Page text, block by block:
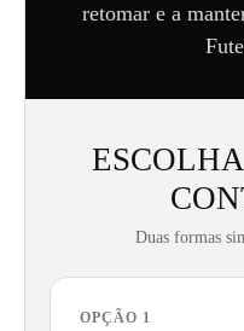
retomar e a
Duas formas
OPÇÃO 1